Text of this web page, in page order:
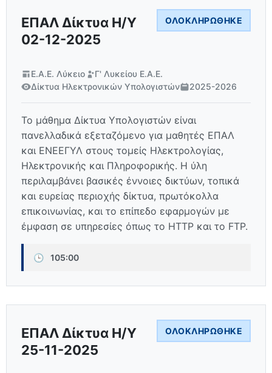
ΕΠΑΛ Δίκτυα Η/Υ
02-12-2025
ΟΛΟΚΛΗΡΏΘΗΚΕ
Ε.Α.Ε. Λύκειο
Γ' Λυκείου Ε.Α.Ε.
Δίκτυα Ηλεκτρονικών Υπολογιστών
2025-2026
Το μάθημα Δίκτυα Υπολογιστών είναι
πανελλαδικά εξεταζόμενο για μαθητές ΕΠΑΛ
και ΕΝΕΕΓΥΛ στους τομείς Ηλεκτρολογίας,
Ηλεκτρονικής και Πληροφορικής. Η ύλη
περιλαμβάνει βασικές έννοιες δικτύων, τοπικά
και ευρείας περιοχής δίκτυα, πρωτόκολλα
επικοινωνίας, και το επίπεδο εφαρμογών με
έμφαση σε υπηρεσίες όπως το HTTP και το FTP.
🕒 105:00
ΕΠΑΛ Δίκτυα Η/Υ
25-11-2025
ΟΛΟΚΛΗΡΏΘΗΚΕ